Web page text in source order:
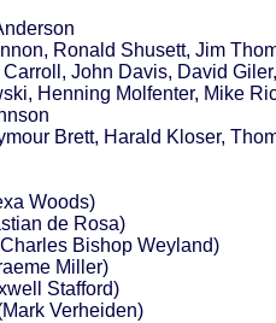
Ronald Shusett, Jim
John Davis, David
Henning Molfenter, Mike
Brett, Harald Kloser,
Woods)
de Rosa)
Bishop Weyland)
Miller)
Stafford)
Verheiden)